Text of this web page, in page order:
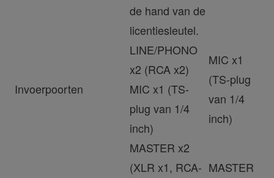
de hand van de
licentiesleutel.
Invoerpoorten
LINE/PHONO
x2 (RCA x2)
MIC x1 (TS-
plug van 1/4
inch)
MIC x1
(TS-plug
van 1/4
inch)
MASTER x2
(XLR x1, RCA- MASTER